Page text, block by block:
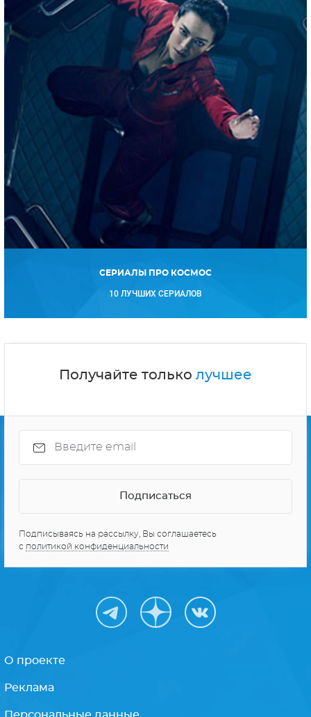
СЕРИАЛЫ ПРО КОСМОС
10 ЛУЧШИХ СЕРИАЛОВ
Получайте только лучшее
Подписываясь на рассылку, Вы соглашаетесь
с политикой конфиденциальности
О проекте
Реклама